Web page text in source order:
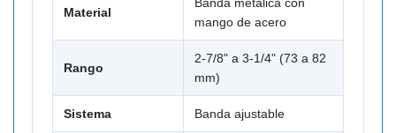
Material
mango de acero
Rango
2-7/8" a 3-1/4" (73 a 82
mm)
Sistema Banda ajustable